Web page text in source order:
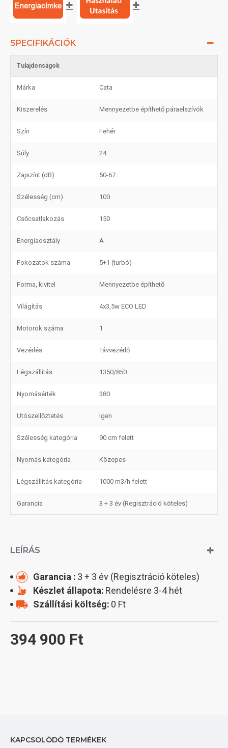
SPECIFIKÁCIÓK
Tulajdonságok
Márka Cata
Kiszerelés Mennyezetbe építhető páraelszívók
Szín Fehér
Súly 24
Zajszínt (dB) 50-67
Szélesség (cm) 100
Csőcsatlakozás 150
Energiaosztály A
Fokozatok száma 5+1 (turbó)
Forma, kivitel Mennyezetbe építhető
Világítás 4x3,5w ECO LED
Motorok száma 1
Vezérlés Távvezérlő
Légszállítás 1350/850
Nyomásérték 380
Utószellőztetés Igen
Szélesség kategória 90 cm felett
Nyomás kategória Közepes
Légszállítás kategória 1000 m3/h felett
Garancia 3 + 3 év (Regisztráció köteles)
LEÍRÁS
394 900 Ft
Garancia : 3 + 3 év (Regisztráció köteles)
Készlet állapota: Rendelésre 3-4 hét
Szállítási költség: 0 Ft
KAPCSOLÓDÓ TERMÉKEK